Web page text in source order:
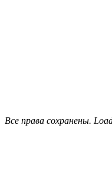
Все права сохранены.